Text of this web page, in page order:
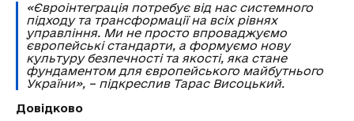
«Євроінтеграція потребує від нас системного
підходу та трансформації на всіх рівнях
управління. Ми не просто впроваджуємо
європейські стандарти, а формуємо нову
культуру безпечності та якості, яка стане
фундаментом для європейського майбутнього
України», – підкреслив Тарас Висоцький.
Довідково